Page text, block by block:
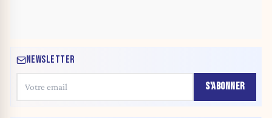
NEWSLETTER
S'ABONNER